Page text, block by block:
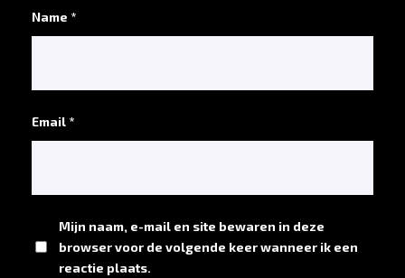
Name *
Email *
Mijn naam, e-mail en site bewaren in deze
browser voor de volgende keer wanneer ik een
reactie plaats.